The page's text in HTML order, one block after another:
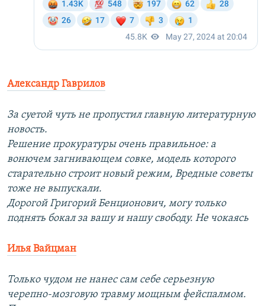
Александр Гаврилов
За суетой чуть не пропустил главную литературную
новость.
Решение прокуратуры очень правильное: а
вонючем загнивающем совке, модель которого
старательно строит новый режим, Вредные советы
тоже не выпускали.
Дорогой Григорий Бенционович, могу только
поднять бокал за вашу и нашу свободу. Не чокаясь
Илья Вайцман
Только чудом не нанес сам себе серьезную
черепно-мозговую травму мощным фейспалмом.